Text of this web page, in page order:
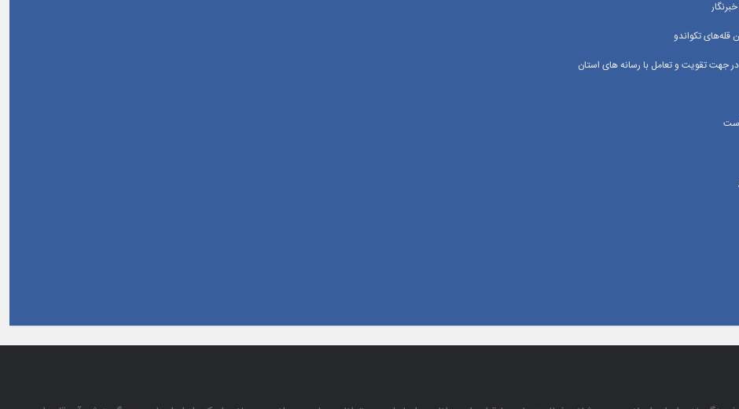
تکواندو
جهت تقویت و تعامل با رسانه‌ های استان